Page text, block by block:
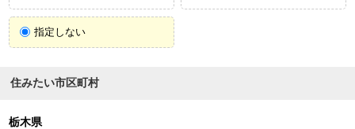
指定しない
住みたい市区町村
栃木県